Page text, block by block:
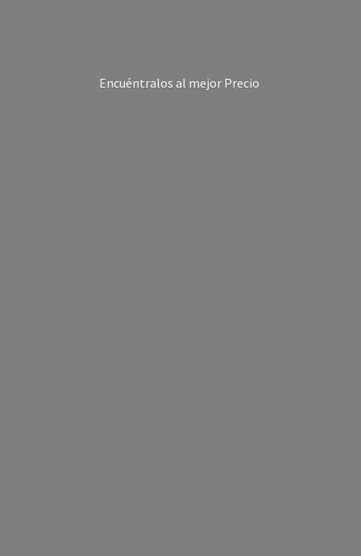
Encuéntralos al mejor Precio